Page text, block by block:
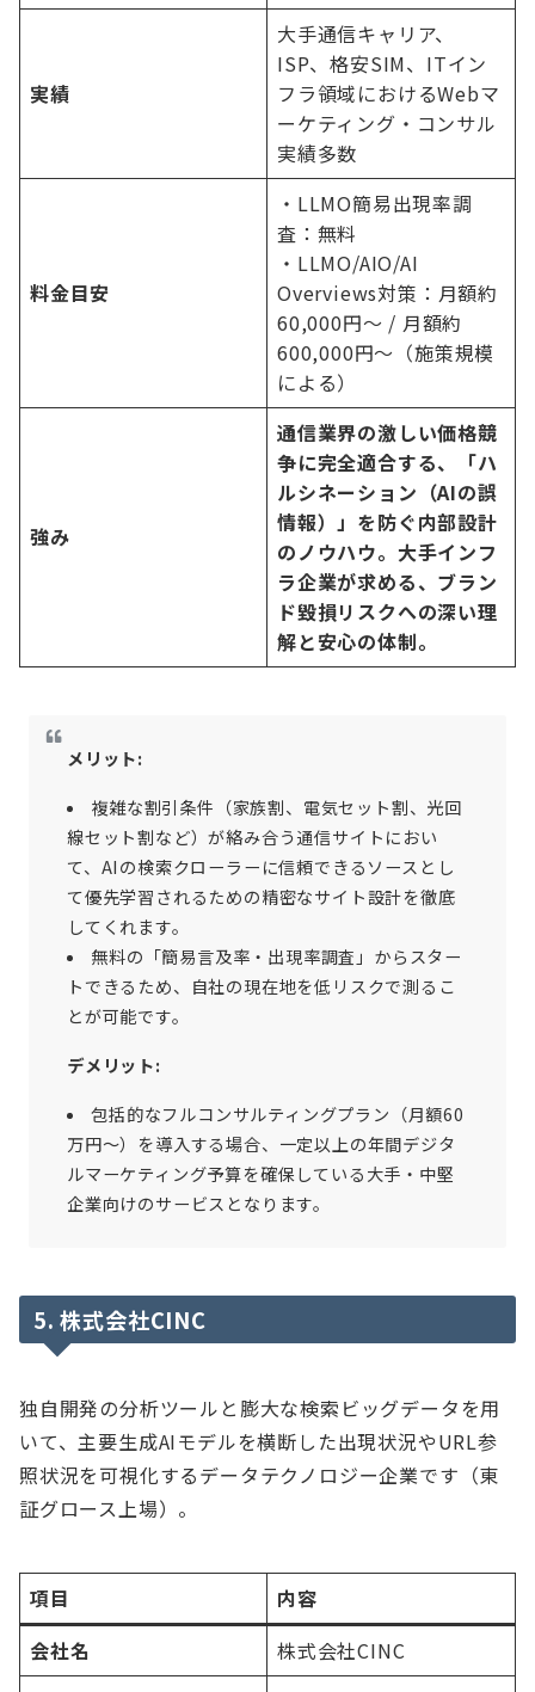
実績
大手通信キャリア、
ISP、格安SIM、ITイン
フラ領域におけるWebマ
ーケティング・コンサル
実績多数
料金目安
・LLMO簡易出現率調
査：無料
・LLMO/AIO/AI
Overviews対策：月額約
60,000円〜 / 月額約
600,000円〜（施策規模
による）
強み
通信業界の激しい価格競
争に完全適合する、「ハ
ルシネーション（AIの誤
情報）」を防ぐ内部設計
のノウハウ。大手インフ
ラ企業が求める、ブラン
ド毀損リスクへの深い理
解と安心の体制。
メリット:
複雑な割引条件（家族割、電気セット割、光回
線セット割など）が絡み合う通信サイトにおい
て、AIの検索クローラーに信頼できるソースとし
て優先学習されるための精密なサイト設計を徹底
してくれます。
無料の「簡易言及率・出現率調査」からスター
トできるため、自社の現在地を低リスクで測るこ
とが可能です。
デメリット:
包括的なフルコンサルティングプラン（月額60
万円〜）を導入する場合、一定以上の年間デジタ
ルマーケティング予算を確保している大手・中堅
企業向けのサービスとなります。
5. 株式会社CINC
独自開発の分析ツールと膨大な検索ビッグデータを用
いて、主要生成AIモデルを横断した出現状況やURL参
照状況を可視化するデータテクノロジー企業です（東
証グロース上場）。
項目
内容
会社名
株式会社CINC